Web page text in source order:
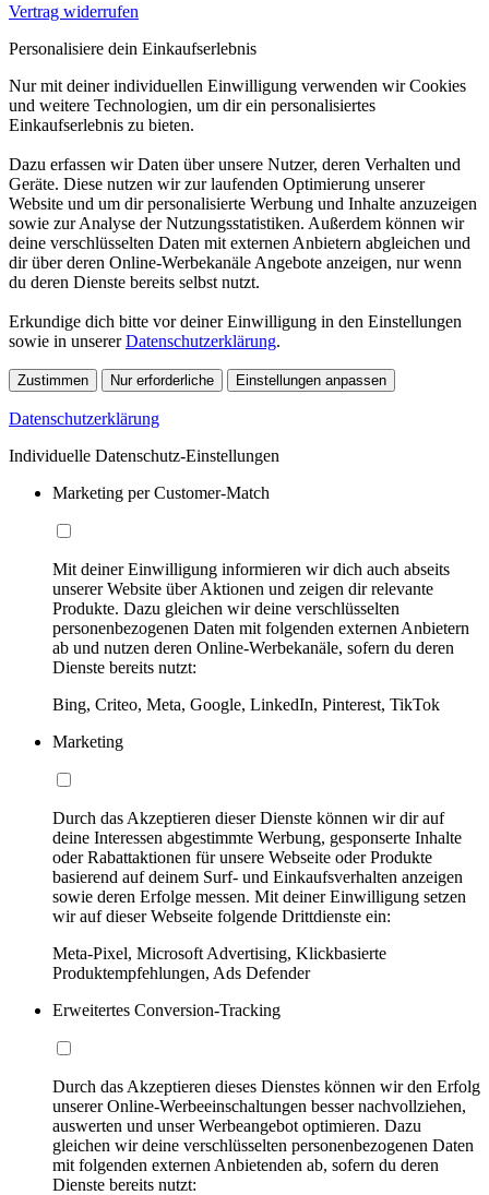
Vertrag widerrufen
Personalisiere dein Einkaufserlebnis
Nur mit deiner individuellen Einwilligung verwenden wir Cookies
und weitere Technologien, um dir ein personalisiertes
Einkaufserlebnis zu bieten.
Dazu erfassen wir Daten über unsere Nutzer, deren Verhalten und
Geräte. Diese nutzen wir zur laufenden Optimierung unserer
Website und um dir personalisierte Werbung und Inhalte anzuzeigen
sowie zur Analyse der Nutzungsstatistiken. Außerdem können wir
deine verschlüsselten Daten mit externen Anbietern abgleichen und
dir über deren Online-Werbekanäle Angebote anzeigen, nur wenn
du deren Dienste bereits selbst nutzt.
Erkundige dich bitte vor deiner Einwilligung in den Einstellungen
sowie in unsererDatenschutzerklärung.
Zustimmen Nur erforderliche Einstellungen anpassen
Datenschutzerklärung
Individuelle Datenschutz-Einstellungen
Marketing per Customer-Match
Mit deiner Einwilligung informieren wir dich auch abseits
unserer Website über Aktionen und zeigen dir relevante
Produkte. Dazu gleichen wir deine verschlüsselten
personenbezogenen Daten mit folgenden externen Anbietern
ab und nutzen deren Online-Werbekanäle, sofern du deren
Dienste bereits nutzt:
Bing, Criteo, Meta, Google, LinkedIn, Pinterest, TikTok
Marketing
Durch das Akzeptieren dieser Dienste können wir dir auf
deine Interessen abgestimmte Werbung, gesponserte Inhalte
oder Rabattaktionen für unsere Webseite oder Produkte
basierend auf deinem Surf- und Einkaufsverhalten anzeigen
sowie deren Erfolge messen. Mit deiner Einwilligung setzen
wir auf dieser Webseite folgende Drittdienste ein:
Meta-Pixel, Microsoft Advertising, Klickbasierte
Produktempfehlungen, Ads Defender
Erweitertes Conversion-Tracking
Durch das Akzeptieren dieses Dienstes können wir den Erfolg
unserer Online-Werbeeinschaltungen besser nachvollziehen,
auswerten und unser Werbeangebot optimieren. Dazu
gleichen wir deine verschlüsselten personenbezogenen Daten
mit folgenden externen Anbietenden ab, sofern du deren
Dienste bereits nutzt: